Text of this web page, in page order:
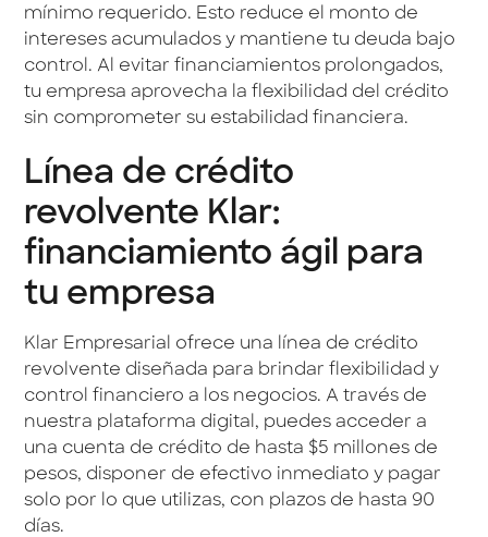
mínimo requerido. Esto reduce el monto de
intereses acumulados y mantiene tu deuda bajo
control. Al evitar financiamientos prolongados,
tu empresa aprovecha la flexibilidad del crédito
sin comprometer su estabilidad financiera.
Línea de crédito
revolvente Klar:
financiamiento ágil para
tu empresa
Klar Empresarial ofrece una línea de crédito
revolvente diseñada para brindar flexibilidad y
control financiero a los negocios. A través de
nuestra plataforma digital, puedes acceder a
una cuenta de crédito de hasta $5 millones de
pesos, disponer de efectivo inmediato y pagar
solo por lo que utilizas, con plazos de hasta 90
días.